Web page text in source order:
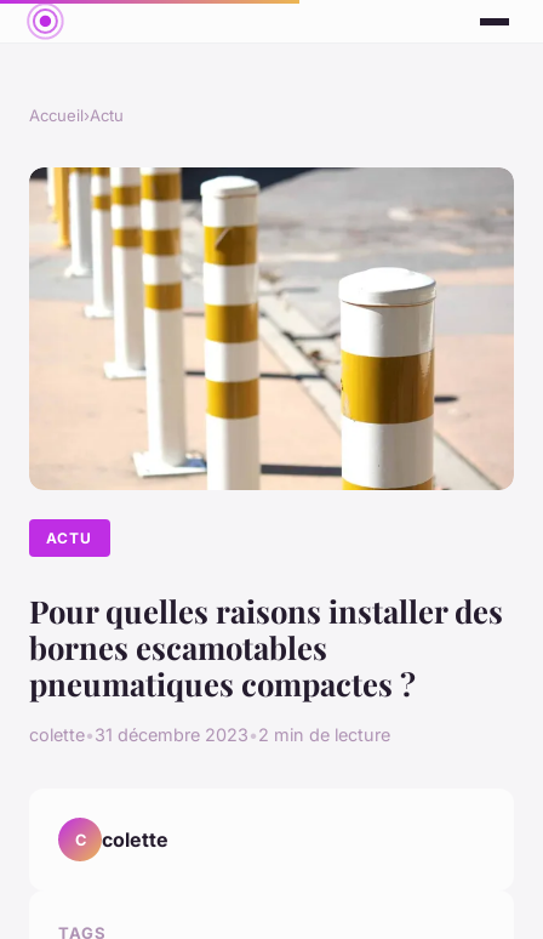
Accueil›Actu
ACTU
Pour quelles raisons installer des
bornes escamotables
pneumatiques compactes ?
colette•31 décembre 2023•2 min de lecture
C colette
TAGS